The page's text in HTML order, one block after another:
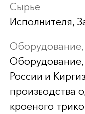
Сырье
Исполнителя,
Оборудование,
Оборудование,
России и
производства
кроеного